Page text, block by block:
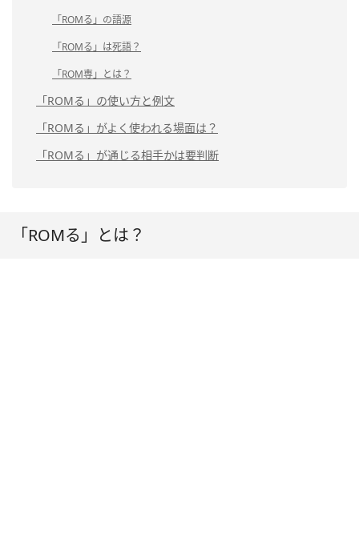
「ROMる」の語源
「ROMる」は死語？
「ROM専」とは？
「ROMる」の使い方と例文
「ROMる」がよく使われる場面は？
「ROMる」が通じる相手かは要判断
「ROMる」とは？